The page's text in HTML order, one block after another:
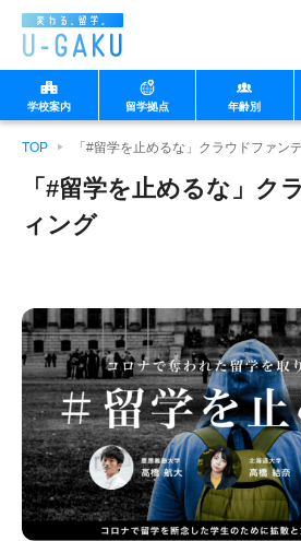
学校案内
教師
留学拠点
北海道 ニセコ
年齢別
◉小中学生向け
イングリッシュキャン
プ
◉中高生向け
中高生向け留学
◉大学生以上向け
国内ワーホリ
社会課題解決型
1日の流れ（note）
TOP 「#留学を止めるな」クラウドファン
「#留学を止めるな」ク
ィング